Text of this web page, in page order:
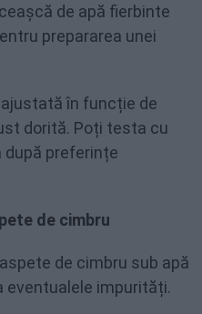
de apă fierbinte
prepararea unei
în funcție de
dorită. Poți testa cu
preferințe
de cimbru
de cimbru sub apă
eventualele impurități.